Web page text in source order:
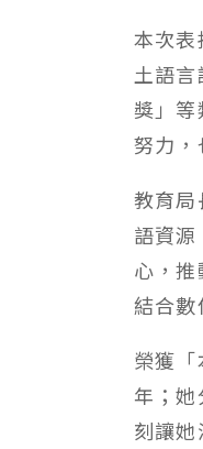
本次
土語
獎」
努力，
教育局
語資
心，
結合數
榮獲
年；
刻讓